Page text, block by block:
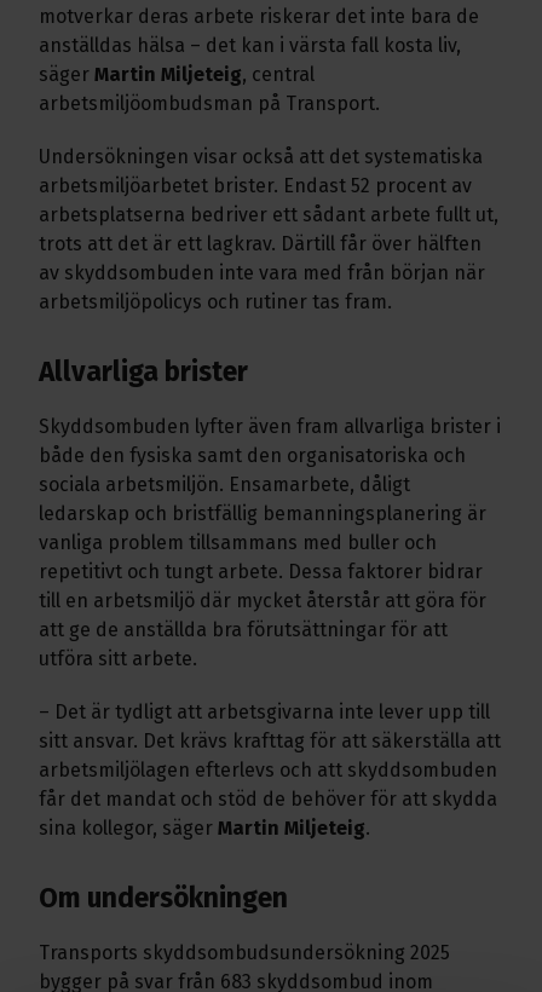
motverkar deras arbete riskerar det inte bara de
anställdas hälsa – det kan i värsta fall kosta liv,
säger Martin Miljeteig, central
arbetsmiljöombudsman på Transport.
Undersökningen visar också att det systematiska
arbetsmiljöarbetet brister. Endast 52 procent av
arbetsplatserna bedriver ett sådant arbete fullt ut,
trots att det är ett lagkrav. Därtill får över hälften
av skyddsombuden inte vara med från början när
arbetsmiljöpolicys och rutiner tas fram.
Allvarliga brister
Skyddsombuden lyfter även fram allvarliga brister i
både den fysiska samt den organisatoriska och
sociala arbetsmiljön. Ensamarbete, dåligt
ledarskap och bristfällig bemanningsplanering är
vanliga problem tillsammans med buller och
repetitivt och tungt arbete. Dessa faktorer bidrar
till en arbetsmiljö där mycket återstår att göra för
att ge de anställda bra förutsättningar för att
utföra sitt arbete.
– Det är tydligt att arbetsgivarna inte lever upp till
sitt ansvar. Det krävs krafttag för att säkerställa att
arbetsmiljölagen efterlevs och att skyddsombuden
får det mandat och stöd de behöver för att skydda
sina kollegor, säger Martin Miljeteig.
Om undersökningen
Transports skyddsombudsundersökning 2025
bygger på svar från 683 skyddsombud inom